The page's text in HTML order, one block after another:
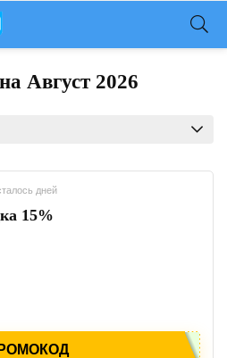
Август 2026
дней
15%